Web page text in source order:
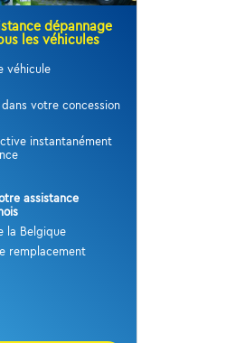
dépannage
les véhicules
véhicule
dans votre concession
instantanément
assistance
la Belgique
remplacement